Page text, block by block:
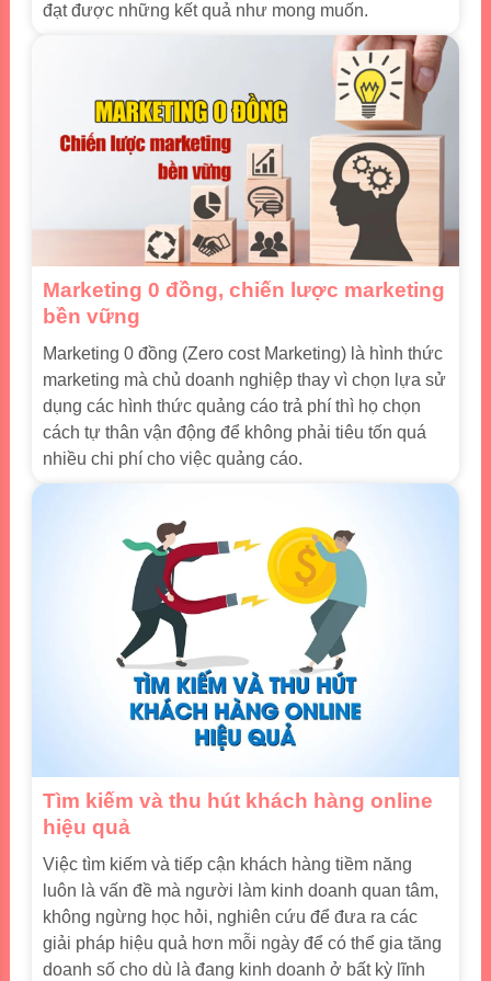
đạt được những kết quả như mong muốn.
Marketing 0 đồng, chiến lược marketing
bền vững
Marketing 0 đồng (Zero cost Marketing) là hình thức
marketing mà chủ doanh nghiệp thay vì chọn lựa sử
dụng các hình thức quảng cáo trả phí thì họ chọn
cách tự thân vận động để không phải tiêu tốn quá
nhiều chi phí cho việc quảng cáo.
Tìm kiếm và thu hút khách hàng online
hiệu quả
Việc tìm kiếm và tiếp cận khách hàng tiềm năng
luôn là vấn đề mà người làm kinh doanh quan tâm,
không ngừng học hỏi, nghiên cứu để đưa ra các
giải pháp hiệu quả hơn mỗi ngày để có thể gia tăng
doanh số cho dù là đang kinh doanh ở bất kỳ lĩnh